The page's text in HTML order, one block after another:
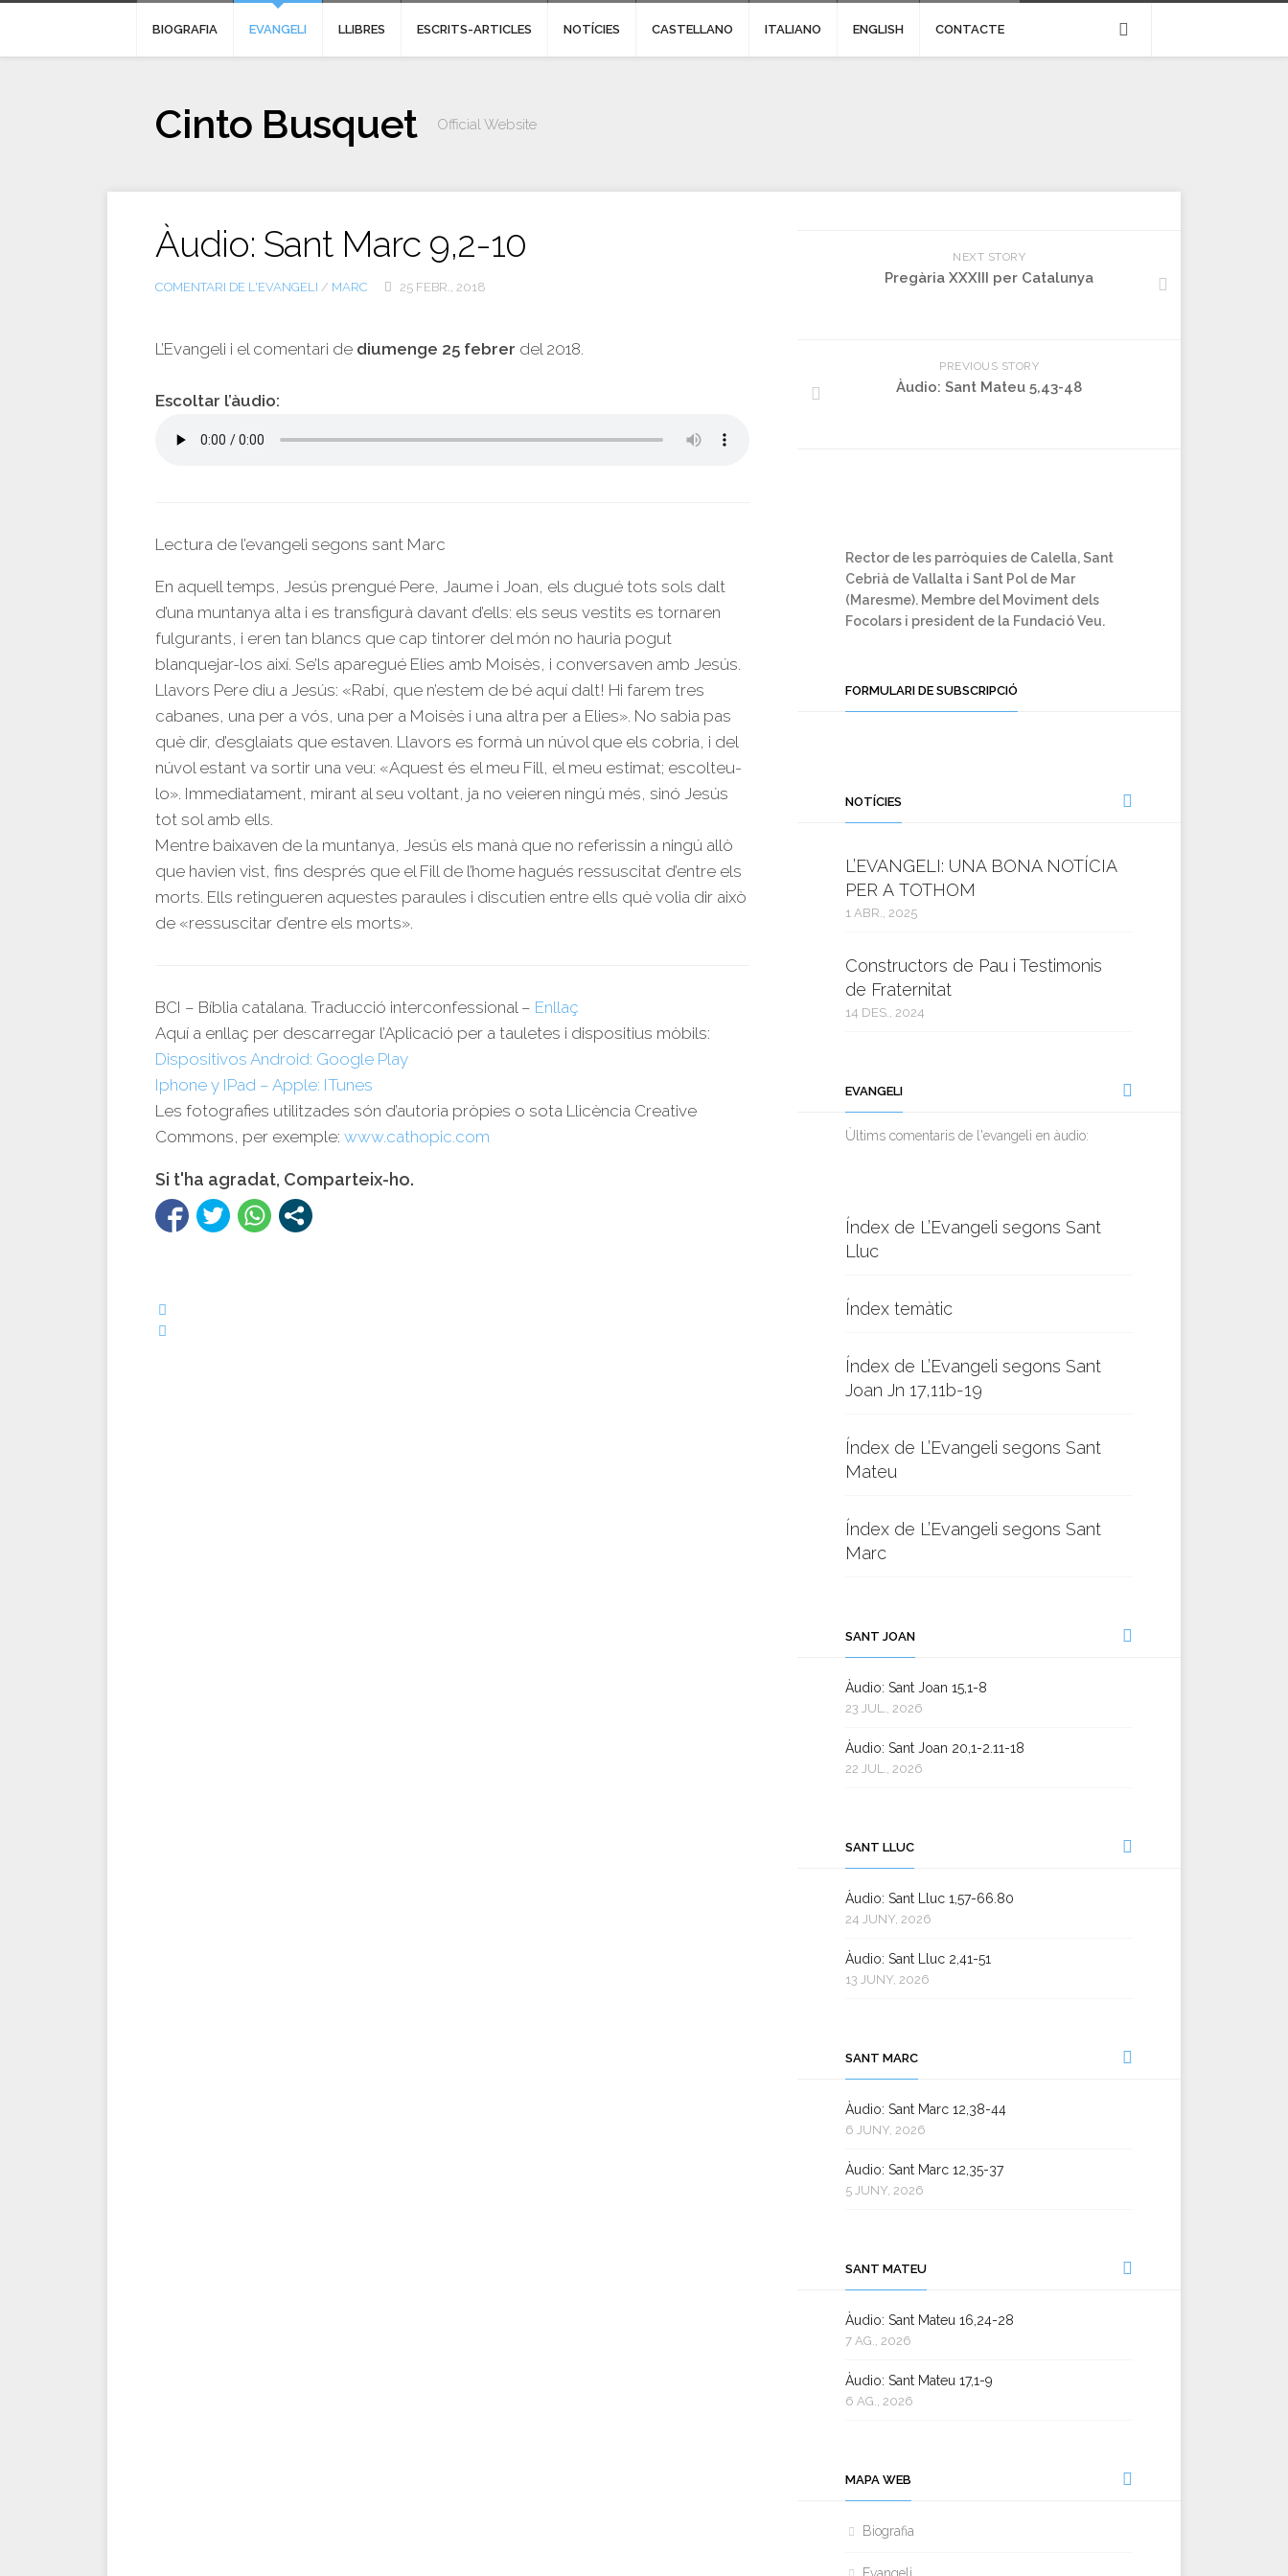
BIOGRAFIA EVANGELI LLIBRES ESCRITS-ARTICLES NOTÍCIES CASTELLANO ITALIANO ENGLISH CONTACTE
Cinto Busquet Official Website
Àudio: Sant Marc 9,2-10
COMENTARI DE L'EVANGELI / MARC 25 FEBR., 2018
L’Evangeli i el comentari de diumenge 25 febrer del 2018.
Escoltar l’àudio:
Lectura de l’evangeli segons sant Marc
En aquell temps, Jesús prengué Pere, Jaume i Joan, els dugué tots sols dalt
d’una muntanya alta i es transfigurà davant d’ells: els seus vestits es tornaren
fulgurants, i eren tan blancs que cap tintorer del món no hauria pogut
blanquejar-los així. Se’ls aparegué Elies amb Moisès, i conversaven amb Jesús.
Llavors Pere diu a Jesús: «Rabí, que n’estem de bé aquí dalt! Hi farem tres
cabanes, una per a vós, una per a Moisès i una altra per a Elies». No sabia pas
què dir, d’esglaiats que estaven. Llavors es formà un núvol que els cobria, i del
núvol estant va sortir una veu: «Aquest és el meu Fill, el meu estimat; escolteu-
lo». Immediatament, mirant al seu voltant, ja no veieren ningú més, sinó Jesús
tot sol amb ells.
Mentre baixaven de la muntanya, Jesús els manà que no referissin a ningú allò
que havien vist, fins després que el Fill de l’home hagués ressuscitat d’entre els
morts. Ells retingueren aquestes paraules i discutien entre ells què volia dir això
de «ressuscitar d’entre els morts».
BCI – Bíblia catalana. Traducció interconfessional – Enllaç
Aquí a enllaç per descarregar l’Aplicació per a tauletes i dispositius mòbils:
Dispositivos Android: Google Play
Iphone y IPad – Apple: ITunes
Les fotografies utilitzades són d’autoria pròpies o sota Llicència Creative
Commons, per exemple: www.cathopic.com
Si t'ha agradat, Comparteix-ho.
NEXT STORY
Pregària XXXIII per Catalunya
PREVIOUS STORY
Àudio: Sant Mateu 5,43-48
Rector de les parròquies de Calella, Sant
Cebrià de Vallalta i Sant Pol de Mar
(Maresme). Membre del Moviment dels
Focolars i president de la Fundació Veu.
FORMULARI DE SUBSCRIPCIÓ
NOTÍCIES
L’EVANGELI: UNA BONA NOTÍCIA
PER A TOTHOM
1 ABR., 2025
Constructors de Pau i Testimonis
de Fraternitat
14 DES., 2024
EVANGELI
Ùltims comentaris de l'evangeli en àudio:
Índex de L’Evangeli segons Sant
Lluc
Índex temàtic
Índex de L’Evangeli segons Sant
Joan Jn 17,11b-19
Índex de L’Evangeli segons Sant
Mateu
Índex de L’Evangeli segons Sant
Marc
SANT JOAN
Àudio: Sant Joan 15,1-8
23 JUL., 2026
Àudio: Sant Joan 20,1-2.11-18
22 JUL., 2026
SANT LLUC
Àudio: Sant Lluc 1,57-66.80
24 JUNY, 2026
Àudio: Sant Lluc 2,41-51
13 JUNY, 2026
SANT MARC
Àudio: Sant Marc 12,38-44
6 JUNY, 2026
Àudio: Sant Marc 12,35-37
5 JUNY, 2026
SANT MATEU
Àudio: Sant Mateu 16,24-28
7 AG., 2026
Àudio: Sant Mateu 17,1-9
6 AG., 2026
MAPA WEB
Biografia